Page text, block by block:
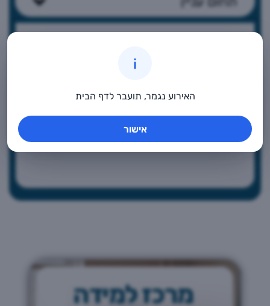
ילדים מבוגרים
אמנות מחשבים
האירוע נגמר, תועבר לדף הבית
אישור